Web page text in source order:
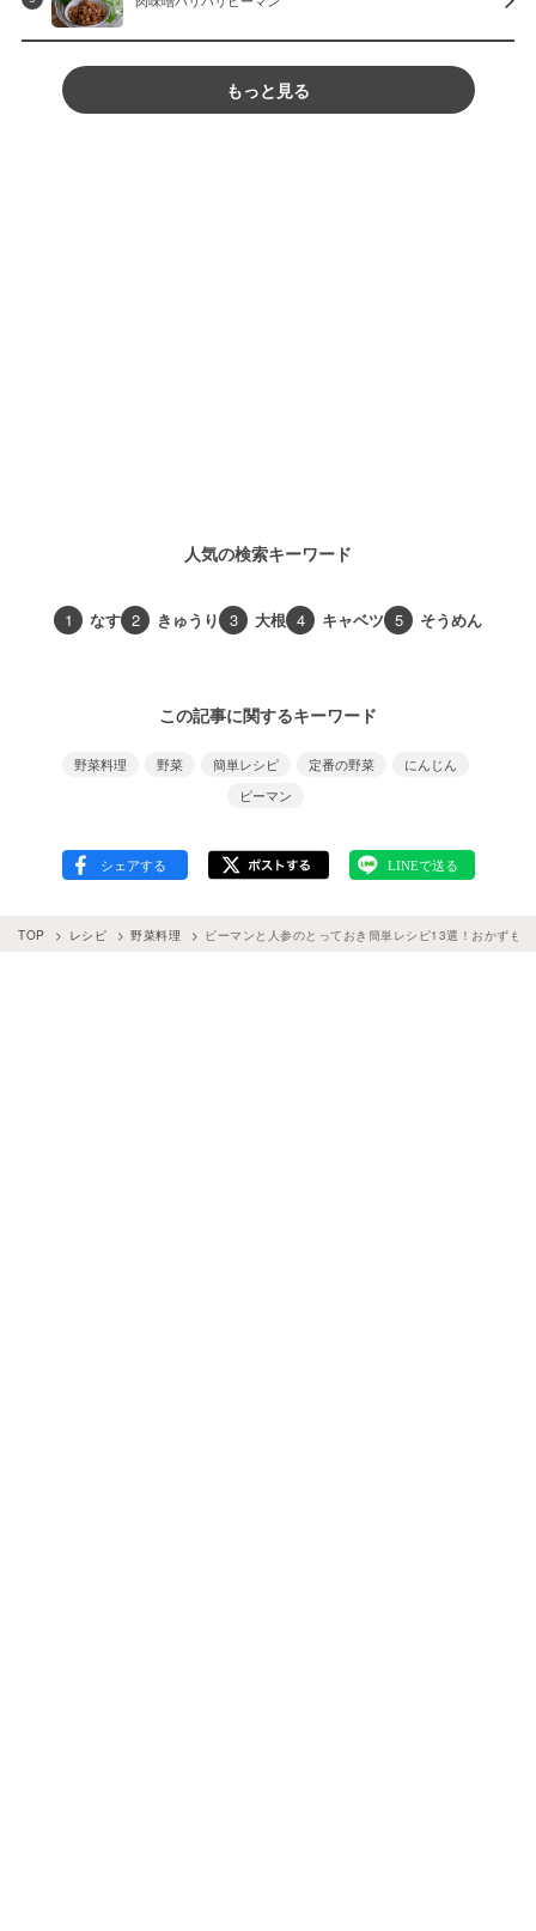
もっと見る
人気の検索キーワード
1 なす 2 きゅうり 3 大根 4 キャベツ 5 そうめん
この記事に関するキーワード
野菜料理 野菜 簡単レシピ 定番の野菜
にんじん
ピーマン
TOP レシピ 野菜料理 ピーマンと人参のとっておき簡単レシピ13選！おかずも